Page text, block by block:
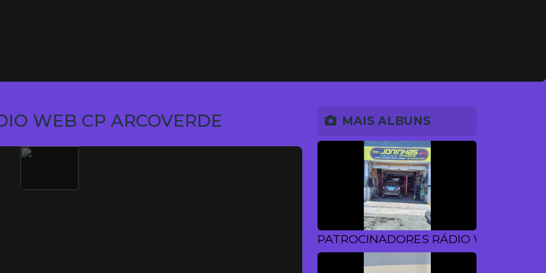
WEB CP ARCOVERDE MAIS ALBUNS
PATROCINADORES RÁDIO WEB CP